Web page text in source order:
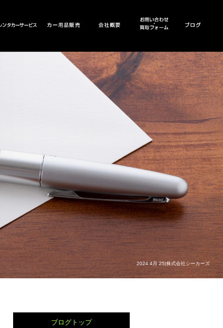
2024 4月 25|株式会社シーカーズ
ブログトップ